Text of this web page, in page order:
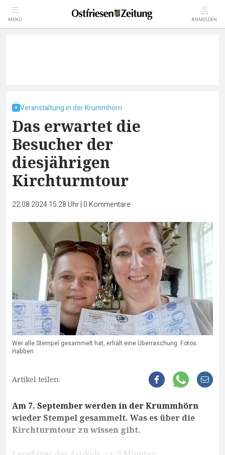
MENÜ ANMELDEN
Veranstaltung in der Krummhörn
Das erwartet die
Besucher der
diesjährigen
Kirchturmtour
22.08.2024 15:28 Uhr| 0 Kommentare
Wer alle Stempel gesammelt hat, erhält eine Überraschung. Fotos:
Habben
Artikel teilen:
Am 7. September werden in der Krummhörn
wieder Stempel gesammelt. Was es über die
Kirchturmtour zu wissen gibt.